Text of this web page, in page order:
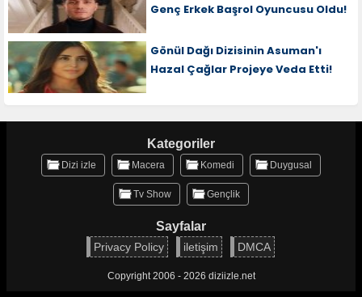
Genç Erkek Başrol Oyuncusu Oldu!
Gönül Dağı Dizisinin Asuman'ı
Hazal Çağlar Projeye Veda Etti!
Kategoriler
Dizi izle Macera Komedi Duygusal
Tv Show Gençlik
Sayfalar
Privacy Policy iletişim DMCA
Copyright 2006 - 2026 diziizle.net